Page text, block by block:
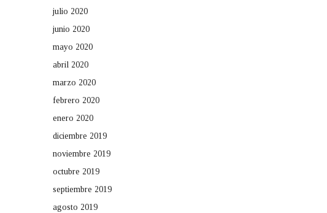
julio 2020
junio 2020
mayo 2020
abril 2020
marzo 2020
febrero 2020
enero 2020
diciembre 2019
noviembre 2019
octubre 2019
septiembre 2019
agosto 2019